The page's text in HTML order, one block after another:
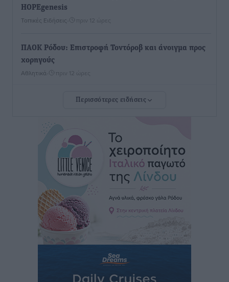
HOPEgenesis
Τοπικές Ειδήσεις πριν 12 ώρες
ΠΑΟΚ Ρόδου: Επιστροφή Τοντόροβ και άνοιγμα προς
χορηγούς
Αθλητικά πριν 12 ώρες
Rhodes Beyond Summer – Εκεί που το καλοκαίρι
Τοπικές Ειδήσεις
Κικίλιας: Μειώθηκαν κατά 34% οι μεταναστευτικές
ροές στα θαλάσσια σύνορα
πριν 12 ώρες
Κως: Γερμανός τουρίστας κέρδισε αποζημίωση 900
ευρώ επειδή δεν βρήκε ξαπλώστρες στις
οικογενειακές διακοπές του
Τοπικές Ειδήσεις• πριν 12 ώρες
Περισσότερες ειδήσεις